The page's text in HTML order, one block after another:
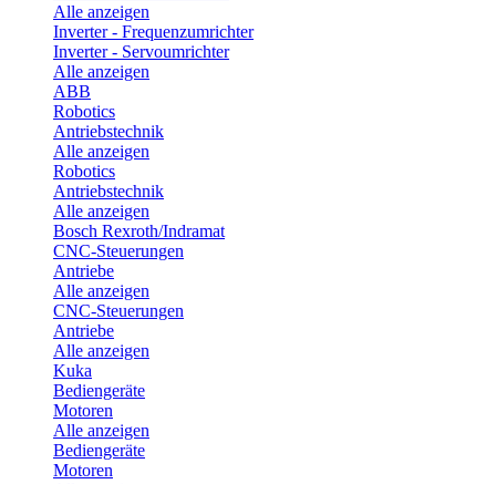
Alle anzeigen
Inverter - Frequenzumrichter
Inverter - Servoumrichter
Alle anzeigen
ABB
Robotics
Antriebstechnik
Alle anzeigen
Robotics
Antriebstechnik
Alle anzeigen
Bosch Rexroth/Indramat
CNC-Steuerungen
Antriebe
Alle anzeigen
CNC-Steuerungen
Antriebe
Alle anzeigen
Kuka
Bediengeräte
Motoren
Alle anzeigen
Bediengeräte
Motoren